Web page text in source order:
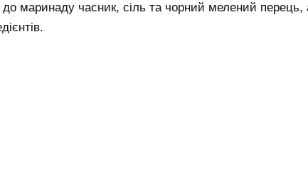
маринаду часник, сіль та чорний мелений перець,